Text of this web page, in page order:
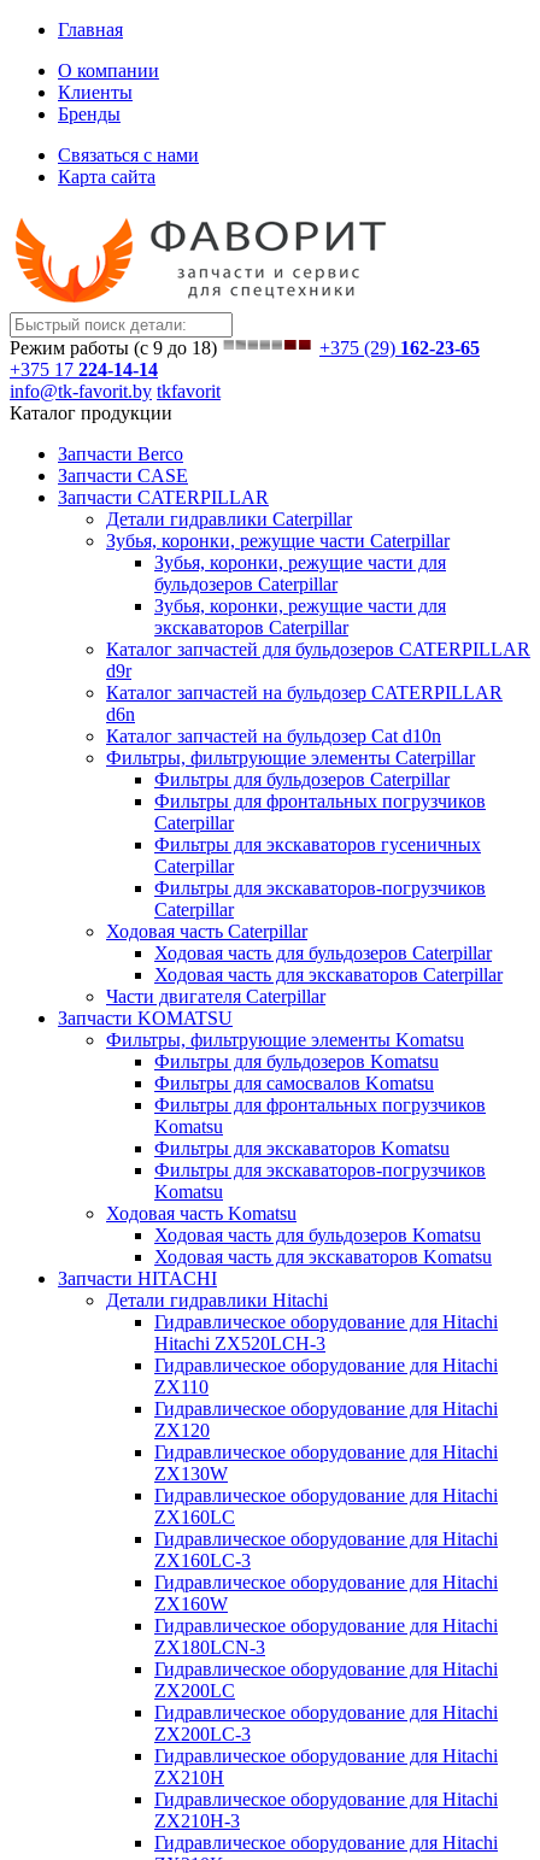
Главная
О компании
Клиенты
Бренды
Связаться с нами
Карта сайта
Режим работы (с 9 до 18) +375 (29) 162-23-65
+375 17 224-14-14
info@tk-favorit.by tkfavorit
Каталог продукции
Запчасти Berco
Запчасти CASE
Запчасти CATERPILLAR
Детали гидравлики Caterpillar
Зубья, коронки, режущие части Caterpillar
Зубья, коронки, режущие части для
бульдозеров Caterpillar
Зубья, коронки, режущие части для
экскаваторов Caterpillar
Каталог запчастей для бульдозеров CATERPILLAR
d9r
Каталог запчастей на бульдозер CATERPILLAR
d6n
Каталог запчастей на бульдозер Сat d10n
Фильтры, фильтрующие элементы Caterpillar
Фильтры для бульдозеров Caterpillar
Фильтры для фронтальных погрузчиков
Caterpillar
Фильтры для экскаваторов гусеничных
Caterpillar
Фильтры для экскаваторов-погрузчиков
Caterpillar
Ходовая часть Caterpillar
Ходовая часть для бульдозеров Caterpillar
Ходовая часть для экскаваторов Caterpillar
Части двигателя Caterpillar
Запчасти KOMATSU
Фильтры, фильтрующие элементы Komatsu
Фильтры для бульдозеров Komatsu
Фильтры для самосвалов Komatsu
Фильтры для фронтальных погрузчиков
Komatsu
Фильтры для экскаваторов Komatsu
Фильтры для экскаваторов-погрузчиков
Komatsu
Ходовая часть Komatsu
Ходовая часть для бульдозеров Komatsu
Ходовая часть для экскаваторов Komatsu
Запчасти HITACHI
Детали гидравлики Hitachi
Гидравлическое оборудование для Hitachi
Hitachi ZX520LCH-3
Гидравлическое оборудование для Hitachi
ZX110
Гидравлическое оборудование для Hitachi
ZX120
Гидравлическое оборудование для Hitachi
ZX130W
Гидравлическое оборудование для Hitachi
ZX160LC
Гидравлическое оборудование для Hitachi
ZX160LC-3
Гидравлическое оборудование для Hitachi
ZX160W
Гидравлическое оборудование для Hitachi
ZX180LCN-3
Гидравлическое оборудование для Hitachi
ZX200LC
Гидравлическое оборудование для Hitachi
ZX200LC-3
Гидравлическое оборудование для Hitachi
ZX210H
Гидравлическое оборудование для Hitachi
ZX210H-3
Гидравлическое оборудование для Hitachi